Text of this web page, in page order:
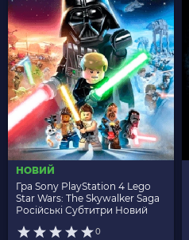
НОВИЙ
Гра Sony PlayStation 4 Lego
Star Wars: The Skywalker Saga
Російські Субтитри Новий
0